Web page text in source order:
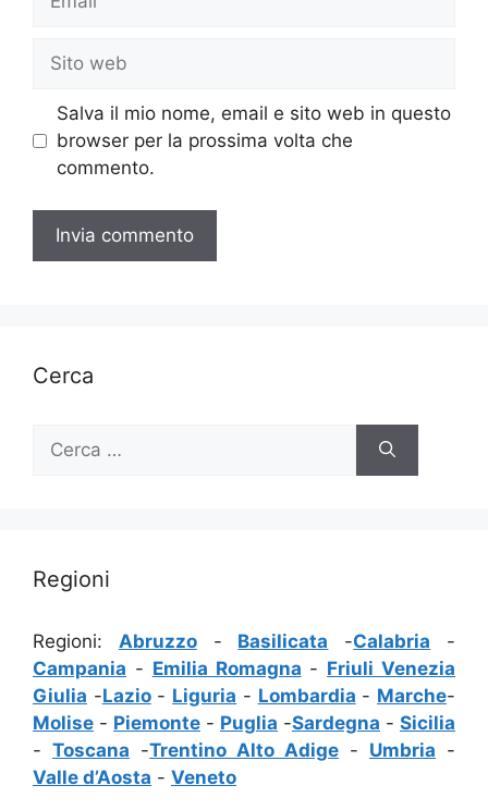
Sito
web
Salva il mio nome, email e sito web in questo
browser per la prossima volta che
commento.
Cerca
per:
Regioni
Regioni: Abruzzo- Basilicata -Calabria -
Campania - Emilia Romagna - Friuli Venezia
Giulia -Lazio- Liguria - Lombardia - Marche-
Molise - Piemonte - Puglia -Sardegna - Sicilia
- Toscana -Trentino Alto Adige - Umbria -
Valle d’Aosta - Veneto